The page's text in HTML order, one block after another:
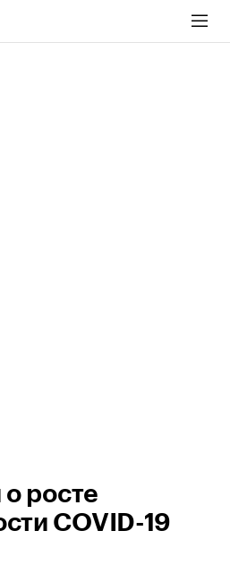
о росте
COVID-19